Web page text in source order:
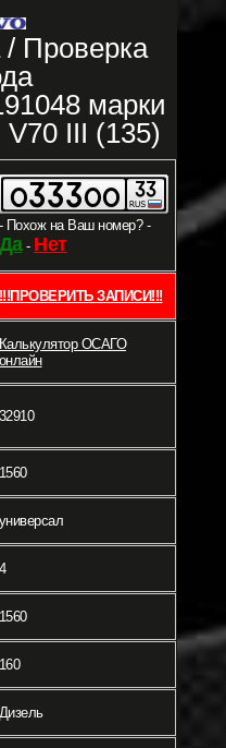
Проверка
марки
III (135)
- Похож на Ваш номер? -
Да- Нет
!!!ПРОВЕРИТЬ ЗАПИСИ!!!
Калькулятор ОСАГО
онлайн
32910
1560
универсал
4
1560
160
Дизель